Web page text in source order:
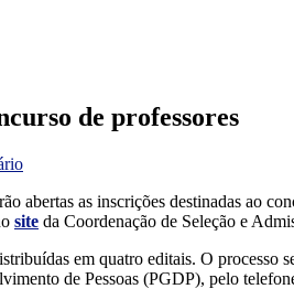
de professores
abertas as inscrições destinadas ao
site da Coordenação de Seleção e
em quatro editais. O processo
de Pessoas (PGDP), pelo